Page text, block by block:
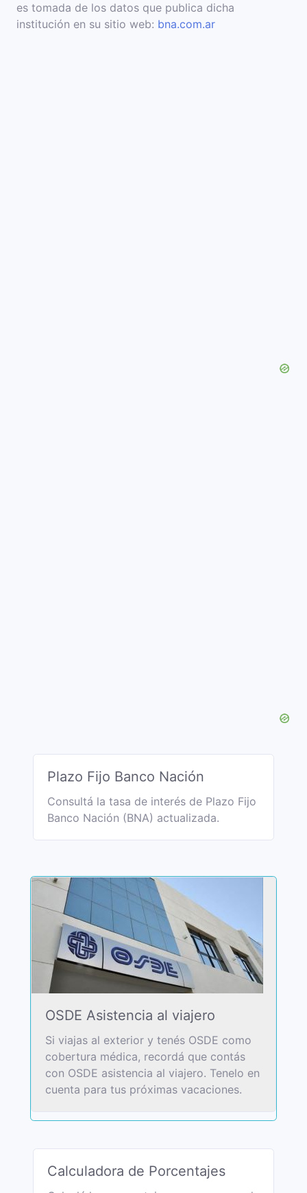
es tomada de los datos que publica dicha
institución en su sitio web: bna.com.ar
Plazo Fijo Banco Nación
Consultá la tasa de interés de Plazo Fijo
Banco Nación (BNA) actualizada.
OSDE Asistencia al viajero
Si viajas al exterior y tenés OSDE como
cobertura médica, recordá que contás
con OSDE asistencia al viajero. Tenelo en
cuenta para tus próximas vacaciones.
Calculadora de Porcentajes